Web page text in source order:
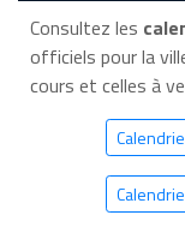
Consultez les
officiels pour la
cours et celles à